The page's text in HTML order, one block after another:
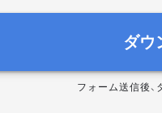
ダウ
フォーム送信後